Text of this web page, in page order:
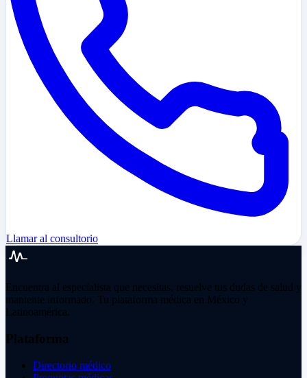
Llamar al consultorio
Encuentra al especialista que necesitas, resuelve tus dudas de salud y
mantente informado. Tu plataforma médica en México y
Latinoamérica.
Plataforma
Directorio médico